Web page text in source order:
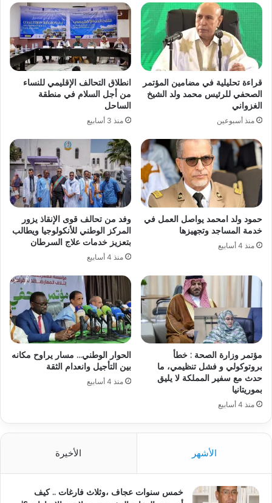
قراءة تحليلية في مضامين المؤتمر
الصحفي للرئيس محمد ولد الشيخ
الغزواني
منذ أسبوعين
انطلاق التحالف الإقليمي للنساء
من أجل السلام في منطقة
الساحل
منذ 3 أسابيع
حمود ولد امحمد يواصل العمل في
خدمة المساجد وتجهيزها
منذ 4 أسابيع
وفد من تحالف قوى الإنقاذ يزور
المركز الوطني للأنكولوجيا ويطالب
بتعزيز خدمات علاج السرطان
منذ 4 أسابيع
مؤتمر وزارة الصحة : خطأ
بروتوكولي و فشل تنظيمي، ما
حدث مع سفير المملكة لا يليق
بموريتانيا
منذ 4 أسابيع
الحوار الوطني… مسار يراوح مكانه
بين التأجيل وانعدام الثقة
منذ 4 أسابيع
الأشهر الأخيرة
خمس سنوات عجاف ،وثلاث فارغات .. كيف